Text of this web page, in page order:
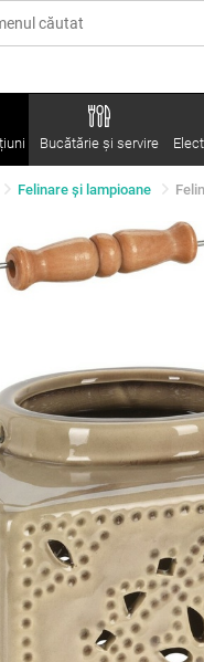
Bucătărie și servire
Felinare şi lampioane